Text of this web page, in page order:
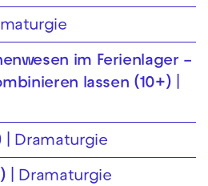
im Ferienlager –
lassen (10+)
Dramaturgie
Dramaturgie